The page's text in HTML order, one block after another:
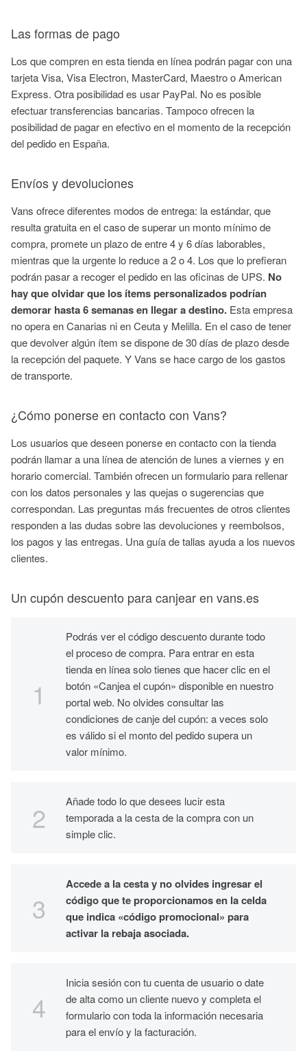
Las formas de pago
Los que compren en esta tienda en línea podrán pagar con una
tarjeta Visa, Visa Electron, MasterCard, Maestro o American
Express. Otra posibilidad es usar PayPal. No es posible
efectuar transferencias bancarias. Tampoco ofrecen la
posibilidad de pagar en efectivo en el momento de la recepción
del pedido en España.
Envíos y devoluciones
Vans ofrece diferentes modos de entrega: la estándar, que
resulta gratuita en el caso de superar un monto mínimo de
compra, promete un plazo de entre 4 y 6 días laborables,
mientras que la urgente lo reduce a 2 o 4. Los que lo prefieran
podrán pasar a recoger el pedido en las oficinas de UPS. No
hay que olvidar que los ítems personalizados podrían
demorar hasta 6 semanas en llegar a destino. Esta empresa
no opera en Canarias ni en Ceuta y Melilla. En el caso de tener
que devolver algún ítem se dispone de 30 días de plazo desde
la recepción del paquete. Y Vans se hace cargo de los gastos
de transporte.
¿Cómo ponerse en contacto con Vans?
Los usuarios que deseen ponerse en contacto con la tienda
podrán llamar a una línea de atención de lunes a viernes y en
horario comercial. También ofrecen un formulario para rellenar
con los datos personales y las quejas o sugerencias que
correspondan. Las preguntas más frecuentes de otros clientes
responden a las dudas sobre las devoluciones y reembolsos,
los pagos y las entregas. Una guía de tallas ayuda a los nuevos
clientes.
Un cupón descuento para canjear en vans.es
Podrás ver el código descuento durante todo
el proceso de compra. Para entrar en esta
tienda en línea solo tienes que hacer clic en el
botón «Canjea el cupón» disponible en nuestro
portal web. No olvides consultar las
condiciones de canje del cupón: a veces solo
es válido si el monto del pedido supera un
valor mínimo.
Añade todo lo que desees lucir esta
temporada a la cesta de la compra con un
simple clic.
Accede a la cesta y no olvides ingresar el
código que te proporcionamos en la celda
que indica «código promocional» para
activar la rebaja asociada.
Inicia sesión con tu cuenta de usuario o date
de alta como un cliente nuevo y completa el
formulario con toda la información necesaria
para el envío y la facturación.